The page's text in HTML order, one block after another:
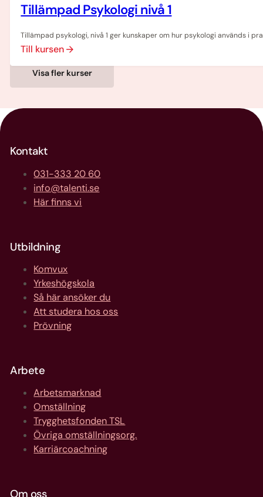
Tillämpad Psykologi nivå 1
Tillämpad psykologi, nivå 1 ger kunskaper om hur psykologi används i
Till kursen
Visa fler kurser
Kontakt
031-333 20 60
info@talenti.se
Här finns vi
Utbildning
Komvux
Yrkeshögskola
Så här ansöker du
Att studera hos oss
Prövning
Arbete
Arbetsmarknad
Omställning
Trygghetsfonden TSL
Övriga omställningsorg.
Karriärcoachning
Om oss